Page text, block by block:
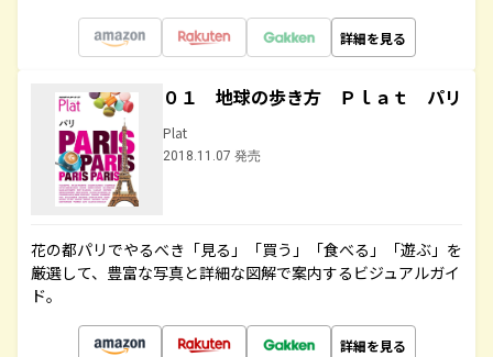
詳細を見る
０１ 地球の歩き方 Ｐｌａｔ パリ
Plat
2018.11.07 発売
花の都パリでやるべき「見る」「買う」「食べる」「遊ぶ」を
厳選して、豊富な写真と詳細な図解で案内するビジュアルガイ
ド。
詳細を見る